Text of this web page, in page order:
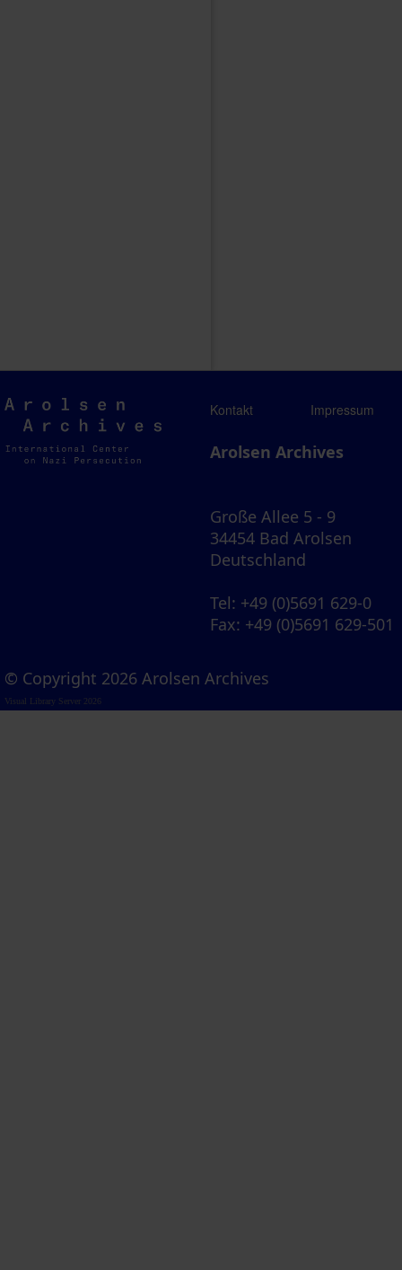
Arolsen
Archives
Kontakt Impressum
Arolsen Archives
Große Allee 5 - 9
34454 Bad Arolsen
Deutschland
Tel: +49 (0)5691 629-0
Fax: +49 (0)5691 629-501
© Copyright 2026 Arolsen Archives
Visual Library Server 2026